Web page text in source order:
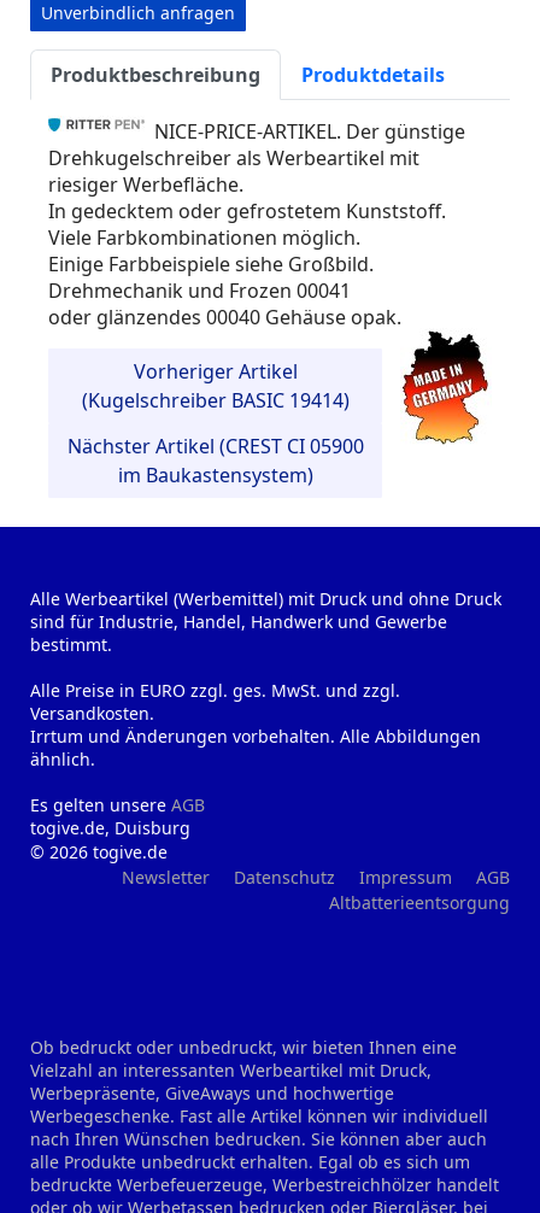
Unverbindlich anfragen
Produktbeschreibung Produktdetails
NICE-PRICE-ARTIKEL. Der günstige
Drehkugelschreiber als Werbeartikel mit
riesiger Werbefläche.
In gedecktem oder gefrostetem Kunststoff.
Viele Farbkombinationen möglich.
Einige Farbbeispiele siehe Großbild.
Drehmechanik und Frozen 00041
oder glänzendes 00040 Gehäuse opak.
Vorheriger Artikel
(Kugelschreiber BASIC 19414)
Nächster Artikel (CREST CI 05900
im Baukastensystem)
Alle Werbeartikel (Werbemittel) mit Druck und ohne Druck
sind für Industrie, Handel, Handwerk und Gewerbe
bestimmt.
Alle Preise in EURO zzgl. ges. MwSt. und zzgl.
Versandkosten.
Irrtum und Änderungen vorbehalten. Alle Abbildungen
ähnlich.
Es gelten unsere AGB
togive.de, Duisburg
© 2026 togive.de
Newsletter
Datenschutz Impressum
AGB
Altbatterieentsorgung
Ob bedruckt oder unbedruckt, wir bieten Ihnen eine
Vielzahl an interessanten Werbeartikel mit Druck,
Werbepräsente, GiveAways und hochwertige
Werbegeschenke. Fast alle Artikel können wir individuell
nach Ihren Wünschen bedrucken. Sie können aber auch
alle Produkte unbedruckt erhalten. Egal ob es sich um
bedruckte Werbefeuerzeuge, Werbestreichhölzer handelt
oder ob wir Werbetassen bedrucken oder Biergläser, bei